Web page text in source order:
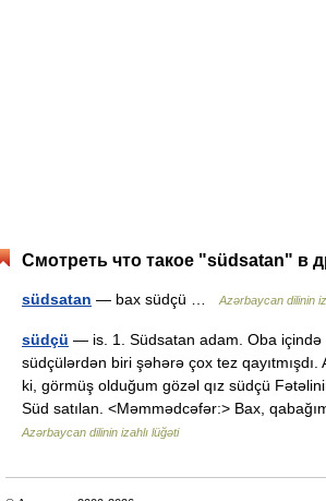
Смотреть что такое "südsatan" в
südsatan — bax südçü … Azərbaycan dilinin
südçü — is. 1. Südsatan adam. Oba içində
südçülərdən biri şəhərə çox tez
ki, görmüş olduğum gözəl qız südçü
Süd satılan. <Məmmədcəfər:> Bax,
Azərbaycan dilinin izahlı lüğəti